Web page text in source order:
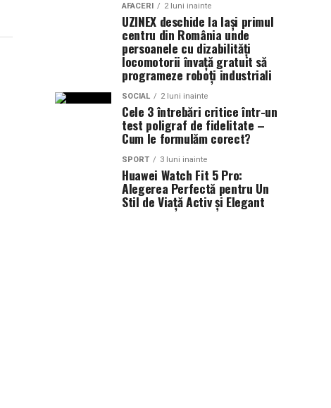
AFACERI 2 luni inainte
UZINEX deschide la Iași primul
centru din România unde
persoanele cu dizabilități
locomotorii învață gratuit să
programeze roboți industriali
SOCIAL 2 luni inainte
Cele 3 întrebări critice într-un
test poligraf de fidelitate –
Cum le formulăm corect?
SPORT 3 luni inainte
Huawei Watch Fit 5 Pro:
Alegerea Perfectă pentru Un
Stil de Viață Activ și Elegant